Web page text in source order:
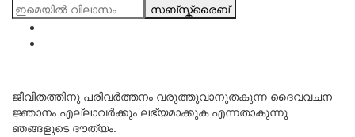
സബ്സ്ക്രൈബ്
ജീവിതത്തിനു പരിവർത്തനം വരുത്തുവാനുതകുന്ന ദൈവവചന
ജ്ഞാനം എല്ലാവർക്കും ലഭ്യമാക്കുക എന്നതാകുന്നു
ഞങ്ങളുടെ ദൗത്യം.